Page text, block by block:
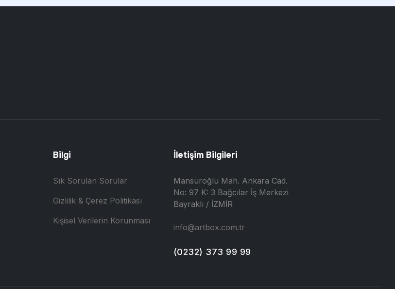
Bilgi
Sık Sorulan Sorular
Gizlilik & Çerez Politikası
Kişisel Verilerin Korunması
İletişim Bilgileri
Mansuroğlu Mah. Ankara Cad.
No: 97 K: 3 Bağcılar İş Merkezi
Bayraklı / İZMİR
info@artbox.com.tr
(0232) 373 99 99